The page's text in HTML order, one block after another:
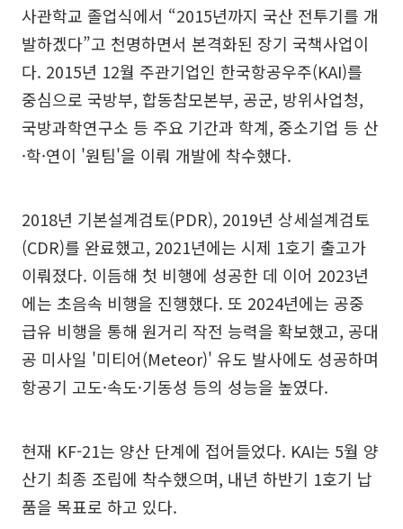
사관학교 졸업식에서 “2015년까지 국산 전투기를 개
발하겠다”고 천명하면서 본격화된 장기 국책사업이
다. 2015년 12월 주관기업인 한국항공우주(KAI)를
중심으로 국방부, 합동참모본부, 공군, 방위사업청,
국방과학연구소 등 주요 기간과 학계, 중소기업 등 산
·학·연이 '원팀'을 이뤄 개발에 착수했다.
2018년 기본설계검토(PDR), 2019년 상세설계검토
(CDR)를 완료했고, 2021년에는 시제 1호기 출고가
이뤄졌다. 이듬해 첫 비행에 성공한 데 이어 2023년
에는 초음속 비행을 진행했다. 또 2024년에는 공중
급유 비행을 통해 원거리 작전 능력을 확보했고, 공대
공 미사일 '미티어(Meteor)' 유도 발사에도 성공하며
항공기 고도·속도·기동성 등의 성능을 높였다.
현재 KF-21는 양산 단계에 접어들었다. KAI는 5월 양
산기 최종 조립에 착수했으며, 내년 하반기 1호기 납
품을 목표로 하고 있다.